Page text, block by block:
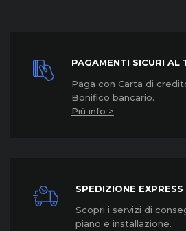
PAGAMENTI SICURI AL
Paga con Carta di
Bonifico bancario.
Più info >
SPEDIZIONE EXPRESS
Scopri i servizi di
piano e installazione.